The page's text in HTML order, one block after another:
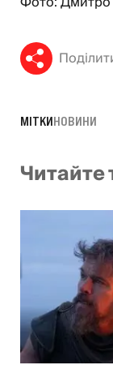
МІТКИНОВИНИ
Читайте